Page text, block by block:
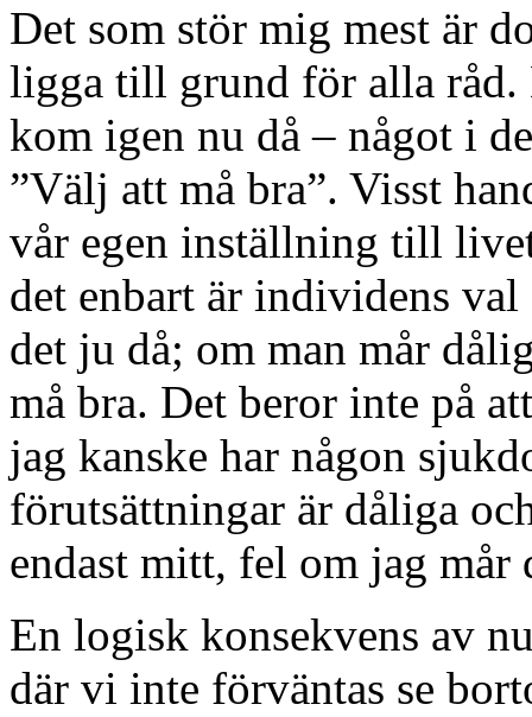
Det som stör mig mest är
ligga till grund för alla råd.
kom igen nu då – något i
”Välj att må bra”. Visst
vår egen inställning till
det enbart är individens
det ju då; om man mår
må bra. Det beror inte på
jag kanske har någon
förutsättningar är dåliga
endast mitt, fel om jag mår
En logisk konsekvens av
där vi inte förväntas se